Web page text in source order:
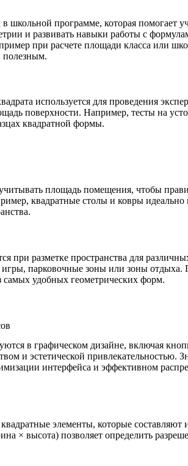
в школьной программе, которая помогает
и развивать навыки работы с
при расчете площади класса или
полезным.
используется для проведения
поверхности. Например, тесты на
квадратной формы.
площадь помещения, чтобы
квадратные столы и ковры идеально
при разметке пространства для
парковочные зоны или зоны отдыха.
самых удобных геометрических форм.
в графическом дизайне, включая
и эстетической привлекательностью.
интерфейса и эффективном
элементы, которые составляют
× высота) позволяет определить